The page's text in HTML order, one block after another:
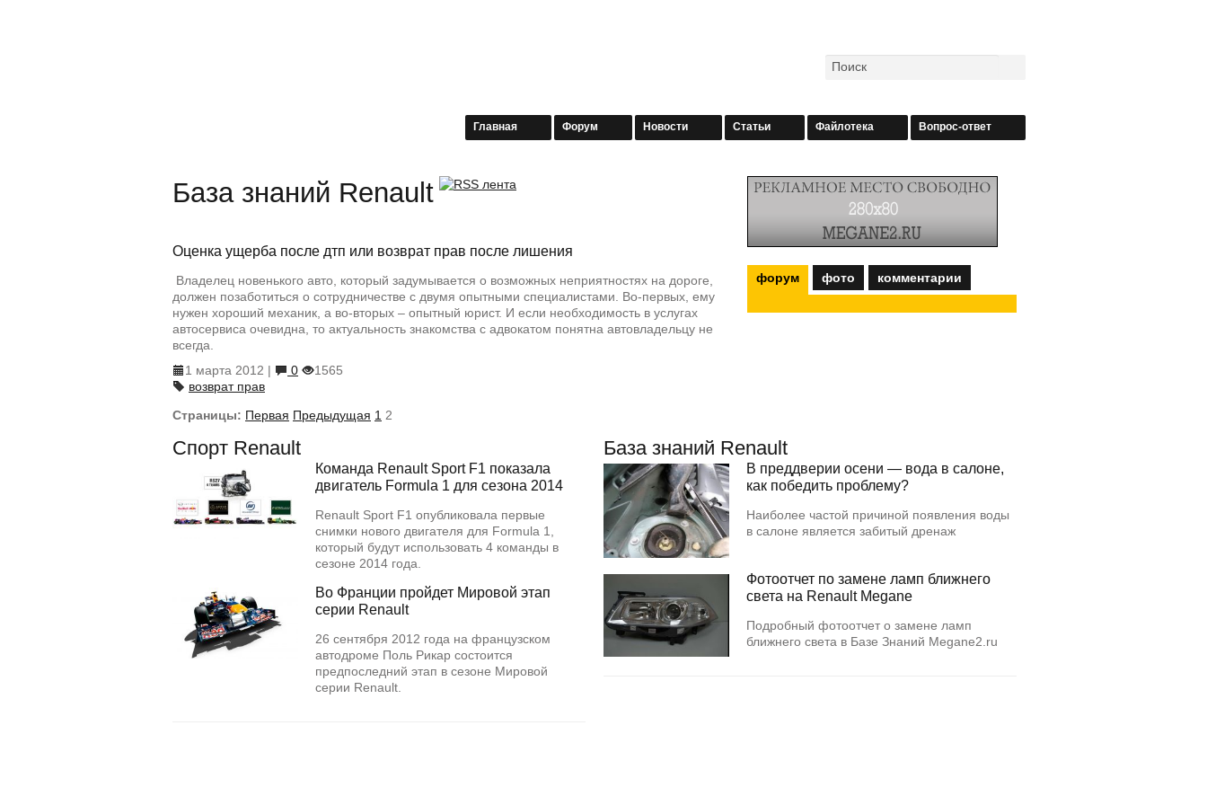
Главная Форум Новости Статьи Файлотека Вопрос-ответ
База знаний Renault
Оценка ущерба после дтп или возврат прав после лишения
Владелец новенького авто, который задумывается о возможных неприятностях на дороге,
должен позаботиться о сотрудничестве с двумя опытными специалистами. Во-первых, ему
нужен хороший механик, а во-вторых – опытный юрист. И если необходимость в услугах
автосервиса очевидна, то актуальность знакомства с адвокатом понятна автовладельцу не
всегда.
1 марта 2012 |
0
1565
возврат прав
Страницы: Первая Предыдущая 1 2
форум фото комментарии
Спорт Renault
Команда Renault Sport F1 показала
двигатель Formula 1 для сезона 2014
Renault Sport F1 опубликовала первые
снимки нового двигателя для Formula 1,
который будут использовать 4 команды в
сезоне 2014 года.
Во Франции пройдет Мировой этап
серии Renault
26 сентября 2012 года на французском
автодроме Поль Рикар состоится
предпоследний этап в сезоне Мировой
серии Renault.
База знаний Renault
В преддверии осени — вода в салоне,
как победить проблему?
Наиболее частой причиной появления воды
в салоне является забитый дренаж
Фотоотчет по замене ламп ближнего
света на Renault Megane
Подробный фотоотчет о замене ламп
ближнего света в Базе Знаний Megane2.ru